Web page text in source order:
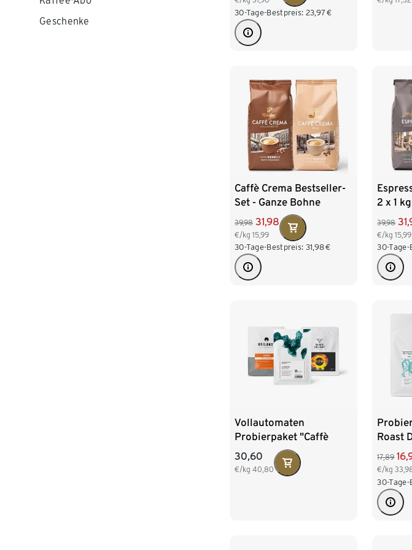
Geschenke
30-Tage-Bestpreis: 23,97€
Caffè Crema Bestseller-
Set - Ganze Bohne
39,98 31,98
€/kg 15,99
30-Tage-Bestpreis: 31,98€
2 x 1
39,98
€/kg15,99
30-
Vollautomaten
Probierpaket "Caffè
Crema Entdecker Set" -
3x 250 g Ganze Bohne
30,60
€/kg 40,80
Roast
17,89
€/kg
30-